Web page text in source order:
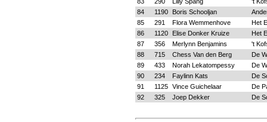
84
1190 Boris Schooljan
85
291 Flora Wemmenhove
Het
86
1120 Elise Donker Kruize
Het
87
356 Merlynn Benjamins
't
88
715 Chess Van den Berg
De
89
433 Norah Lekatompessy
De
90
234 Faylinn Kats
De
91
1125 Vince Guichelaar
De
92
325 Joep Dekker De